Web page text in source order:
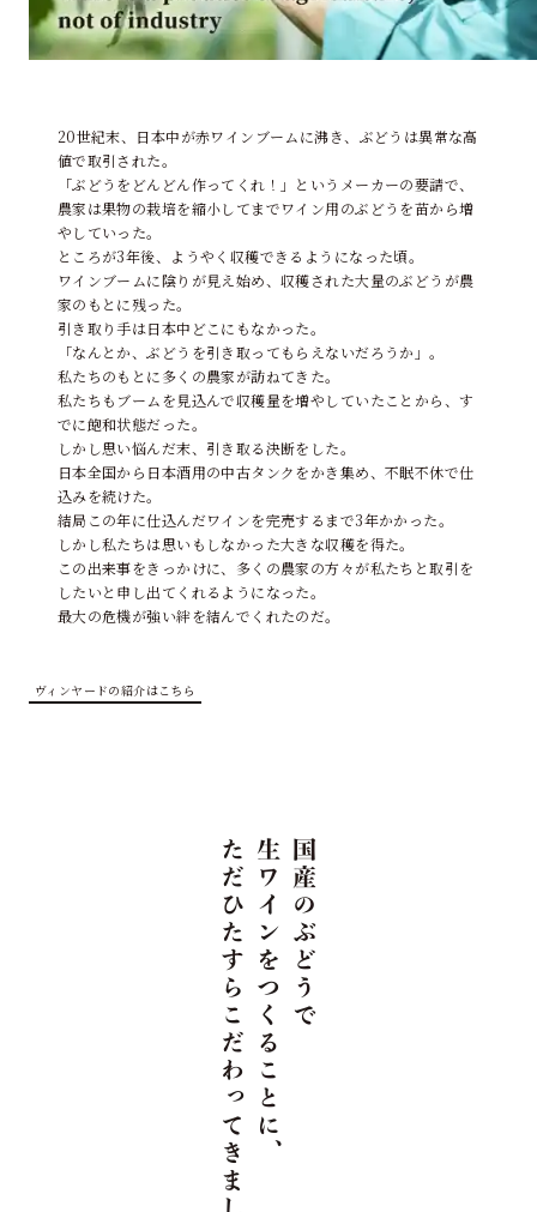
20世紀末、日本中が赤ワインブームに沸き、ぶどうは異常な高
値で取引された。
「ぶどうをどんどん作ってくれ！」というメーカーの要請で、
農家は果物の栽培を縮小してまでワイン用のぶどうを苗から増
やしていった。
ところが3年後、ようやく収穫できるようになった頃。
ワインブームに陰りが見え始め、収穫された大量のぶどうが農
家のもとに残った。
引き取り手は日本中どこにもなかった。
「なんとか、ぶどうを引き取ってもらえないだろうか」。
私たちのもとに多くの農家が訪ねてきた。
私たちもブームを見込んで収穫量を増やしていたことから、す
でに飽和状態だった。
しかし思い悩んだ末、引き取る決断をした。
日本全国から日本酒用の中古タンクをかき集め、不眠不休で仕
込みを続けた。
結局この年に仕込んだワインを完売するまで3年かかった。
しかし私たちは思いもしなかった大きな収穫を得た。
この出来事をきっかけに、多くの農家の方々が私たちと取引を
したいと申し出てくれるようになった。
最大の危機が強い絆を結んでくれたのだ。
ヴィンヤードの紹介はこちら